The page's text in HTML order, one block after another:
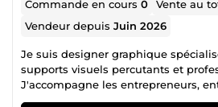
Commande en cours0 Vente au
Vendeur depuisJuin 2026
Je suis designer graphique
supports visuels percutants et
J'accompagne les entrepreneurs,
et organisateurs d'événements